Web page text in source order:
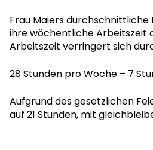
Frau Maiers
ihre wöchentliche Arbeitszeit
Arbeitszeit verringert sich
28 Stunden pro Woche – 7
Aufgrund des gesetzlichen
auf 21 Stunden, mit